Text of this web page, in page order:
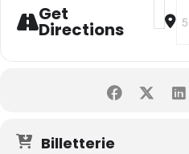
Get
Directions
Billetterie